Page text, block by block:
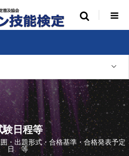
験日程等
・出題形式・合格基準・合格発表予定
日 等